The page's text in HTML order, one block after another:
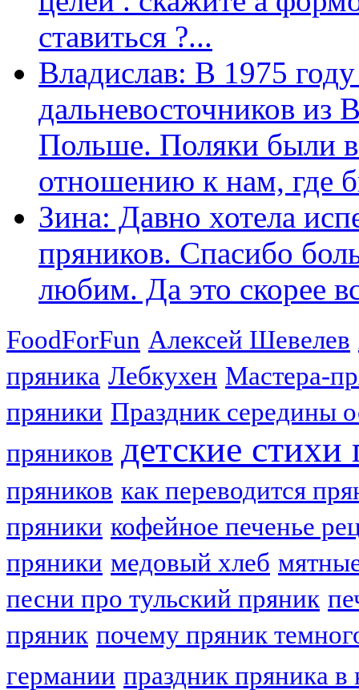
ставиться ?...
Владислав: В 1975
дальневосточников из
Польше. Поляки были
отношению к нам, где
Зина: Давно хотела
пряников. Спасибо
любим. Да это скорее
FoodForFun Алексей Шевелев
пряника Лебкухен Мастера-
пряники Праздник середины
пряников детские
пряников как переводится
пряники кофейное печенье
пряники медовый хлеб
песни про тульский пряник
пряник почему пряник
германии праздник пряника в